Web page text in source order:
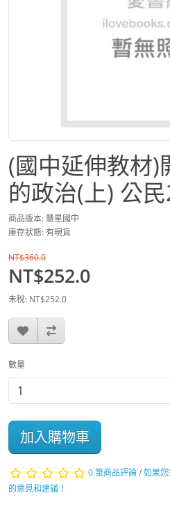
(國中延伸教材)
的政治(上) 公
商品版本: 慧星國中
庫存狀態: 有現貨
NT$360.0
NT$252.0
未稅: NT$252.0
數量
加入購物車
0 筆商品評論/如果
的意見和建議！